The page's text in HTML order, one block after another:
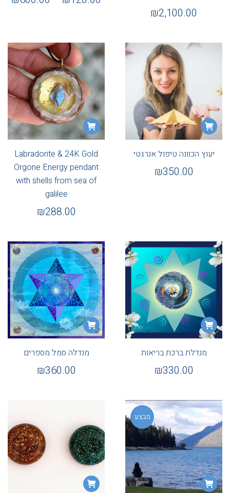
₪2,100.00
יעוץ הכוונה טיפול אנרגטי
₪350.00
Labradorite & 24K Gold
Orgone Energy pendant
with shells from sea of
galilee
₪288.00
מנדלת ברכת בריאות
₪330.00
מנדלה סמל מספרים
₪360.00
מבצע